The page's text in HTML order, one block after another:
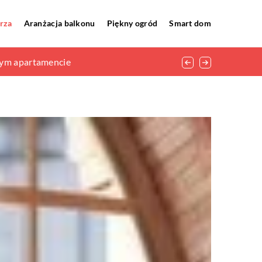
Aranżacja balkonu Piękny ogród Smart dom
apartamencie